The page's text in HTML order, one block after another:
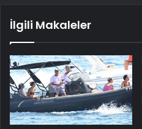
İlgili Makaleler